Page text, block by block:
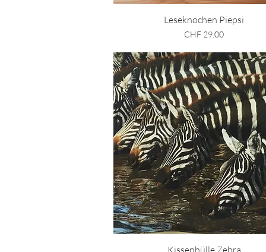
Schnellansicht
Leseknochen Piepsi
Preis
CHF 29.00
Schnellansicht